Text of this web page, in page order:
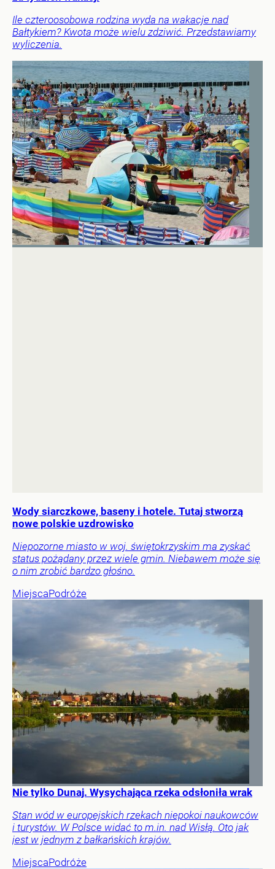
Ile czteroosobowa rodzina wyda na wakacje nad
Bałtykiem? Kwota może wielu zdziwić. Przedstawiamy
wyliczenia.
Wody siarczkowe, baseny i hotele. Tutaj stworzą
nowe polskie uzdrowisko
Niepozorne miasto w woj. świętokrzyskim ma zyskać
status pożądany przez wiele gmin. Niebawem może się
o nim zrobić bardzo głośno.
MiejscaPodróże
Nie tylko Dunaj. Wysychająca rzeka odsłoniła wrak
Stan wód w europejskich rzekach niepokoi naukowców
i turystów. W Polsce widać to m.in. nad Wisłą. Oto jak
jest w jednym z bałkańskich krajów.
MiejscaPodróże